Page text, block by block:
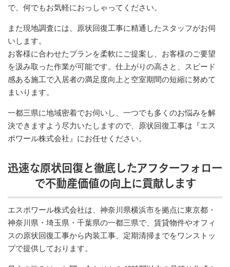
で、何でもお気軽におっしゃってください。
また現地調査には、原状回復工事に精通したスタッフがお伺
いします。
お客様に合わせたプランを柔軟にご提案し、お客様のご要望
を汲み取った作業が可能です。仕上がりの高さと、スピード
感ある施工で入居者の満足度向上と空室期間の短縮に努めて
まいります。
一都三県に地域密着でお伺いし、一つでも多くのお悩みを解
決できますよう尽力いたしますので、原状回復工事は『エス
ポワール株式会社』にお任せください。
迅速な原状回復と徹底したアフターフォロー
で不動産価値の向上に貢献します
エスポワール株式会社は、神奈川県横浜市を拠点に東京都・
神奈川県・埼玉県・千葉県の一都三県で、賃貸物件やオフィ
スの原状回復工事から内装工事、定期清掃までをワンストッ
プで提供しております。